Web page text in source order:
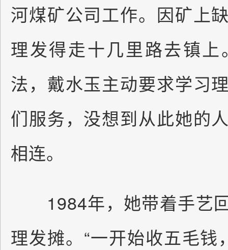
河煤矿公司工作。因矿上
理发得走十几里路去镇
法，戴水玉主动要求学习
们服务，没想到从此她的
相连。
1984年，她带着手艺
理发摊。“一开始收五毛钱